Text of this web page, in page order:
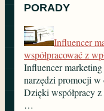
PORADY
Influencer
współpracować z
Influencer marketing
narzędzi promocji w
Dzięki współpracy
…